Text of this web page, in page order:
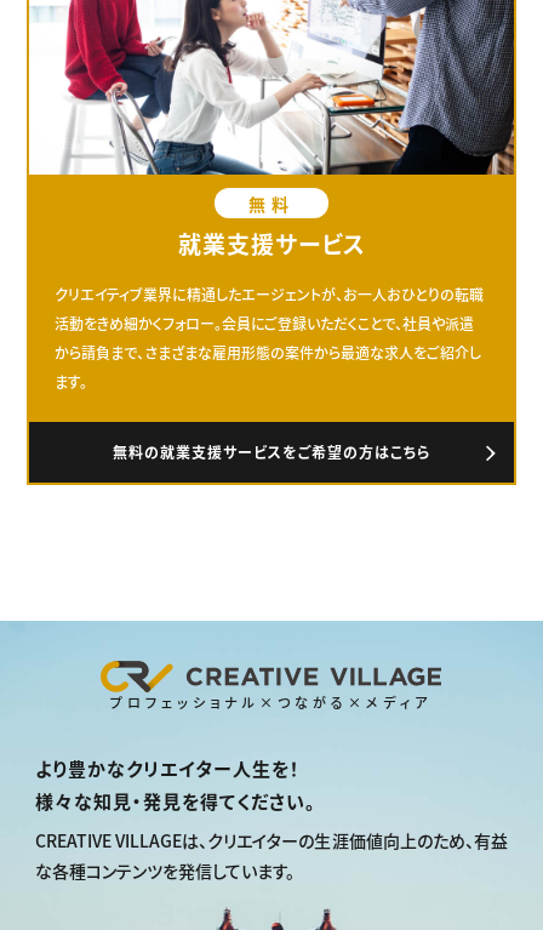
無料
就業支援サービス
クリエイティブ業界に精通したエージェントが、お一人おひとりの転職
活動をきめ細かくフォロー。会員にご登録いただくことで、社員や派遣
から請負まで、さまざまな雇用形態の案件から最適な求人をご紹介し
ます。
無料の就業支援サービスをご希望の方はこちら
プロフェッショナル×つながる×メディア
より豊かなクリエイター人生を！
様々な知見・発見を得てください。
CREATIVE VILLAGEは、クリエイターの生涯価値向上のため、有益
な各種コンテンツを発信しています。